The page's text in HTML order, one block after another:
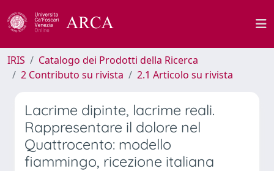
IRIS
Catalogo dei Prodotti della Ricerca
2 Contributo su rivista
2.1 Articolo su rivista
Lacrime dipinte, lacrime reali.
Rappresentare il dolore nel
Quattrocento: modello
fiammingo, ricezione italiana